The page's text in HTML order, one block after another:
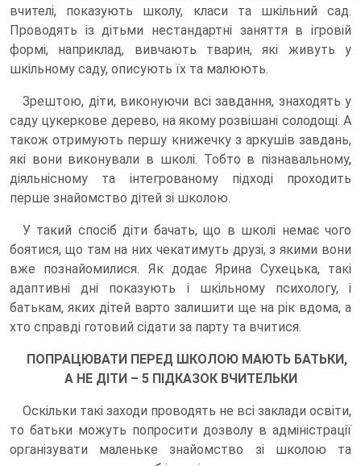
вчителі, показують школу, класи та шкільний сад.
Проводять із дітьми нестандартні заняття в ігровій
формі, наприклад, вивчають тварин, які живуть у
шкільному саду, описують їх та малюють.
Зрештою, діти, виконуючи всі завдання, знаходять у
саду цукеркове дерево, на якому розвішані солодощі. А
також отримують першу книжечку з аркушів завдань,
які вони виконували в школі. Тобто в пізнавальному,
діяльнісному та інтегрованому підході проходить
перше знайомство дітей зі школою.
У такий спосіб діти бачать, що в школі немає чого
боятися, що там на них чекатимуть друзі, з якими вони
вже познайомилися. Як додає Ярина Сухецька, такі
адаптивні дні показують і шкільному психологу, і
батькам, яких дітей варто залишити ще на рік вдома, а
хто справді готовий сідати за парту та вчитися.
ПОПРАЦЮВАТИ ПЕРЕД ШКОЛОЮ МАЮТЬ БАТЬКИ,
А НЕ ДІТИ – 5 ПІДКАЗОК ВЧИТЕЛЬКИ
Оскільки такі заходи проводять не всі заклади освіти,
то батьки можуть попросити дозволу в адміністрації
організувати маленьке знайомство зі школою та